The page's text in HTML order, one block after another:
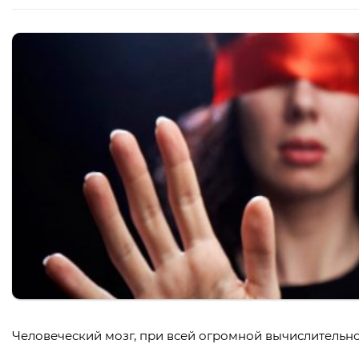
Человеческий мозг, при всей огромной